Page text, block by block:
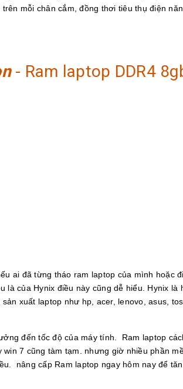
mỗi chân cắm, đồng thơi tiêu thụ điện
- Ram laptop DDR4
ai đã từng tháo ram laptop của mình hoặc
của Hynix điều này cũng dễ hiểu. Hynix là
xuất laptop như hp, acer, lenovo, asus,
đến tốc độ của máy tính. Ram laptop
7 cũng tàm tạm. nhưng giờ nhiều phần
nâng cấp Ram laptop ngay hôm nay để